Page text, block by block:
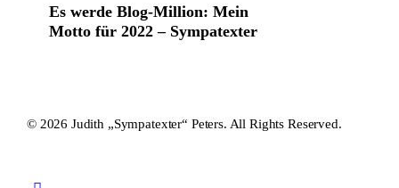
Es werde Blog-Million: Mein
Motto für 2022 – Sympatexter
© 2026 Judith „Sympatexter“ Peters. All Rights Reserved.